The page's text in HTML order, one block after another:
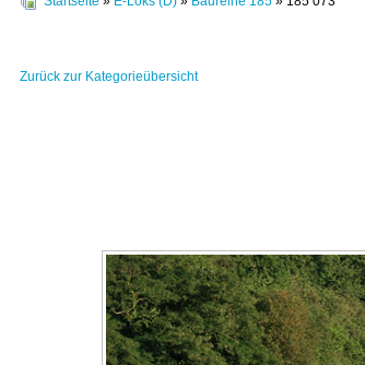
Zurück zur Kategorieübersicht